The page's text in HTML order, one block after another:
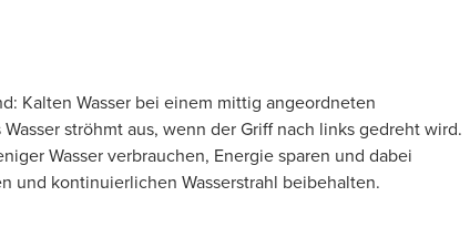
Kalten Wasser bei einem mittig angeordneten
ströhmt aus, wenn der Griff nach links gedreht wird.
Wasser verbrauchen, Energie sparen und dabei
und kontinuierlichen Wasserstrahl beibehalten.